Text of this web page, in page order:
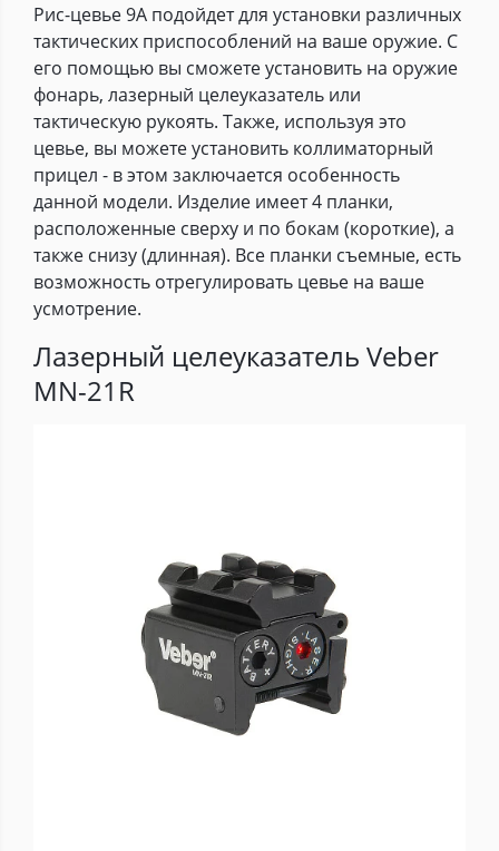
Рис-цевье 9А подойдет для установки различных
тактических приспособлений на ваше оружие. С
его помощью вы сможете установить на оружие
фонарь, лазерный целеуказатель или
тактическую рукоять. Также, используя это
цевье, вы можете установить коллиматорный
прицел - в этом заключается особенность
данной модели. Изделие имеет 4 планки,
расположенные сверху и по бокам (короткие), а
также снизу (длинная). Все планки съемные, есть
возможность отрегулировать цевье на ваше
усмотрение.
Лазерный целеуказатель Veber
MN-21R